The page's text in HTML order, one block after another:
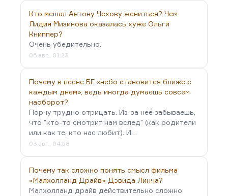
использовали в газетных заголовках. Два самых
цитатоёмких текста на русском языке — это,
конечно, дилогия о Бендере «Двенадцать
стульев» и «Золотой телёнок», с одной стороны, и
«Мастер и Маргарита» — книги, выраженные в
одном и том же жанре.
Я на журфаке как раз прочитал лекцию об Ильфе
и Петрове в курсе…
Кто мешал Антону Чехову жениться? Чем
Лидия Мизинова оказалась хуже Ольги
Книппер?
Очень убедительно.
06 авг., 01:23
Почему в песне БГ «небо становится ближе с
каждым днем», ведь иногда думаешь совсем
наоборот?
Порчу трудно отрицать. Из-за неё забываешь,
что "кто-то смотрит нам вслед" (как родители
или как те, кто нас любит). И…
03 авг., 04:58
Почему так сложно понять смысл фильма
«Малхолланд Драйв» Дэвида Линча?
Малхолланд драйв действительно сложно